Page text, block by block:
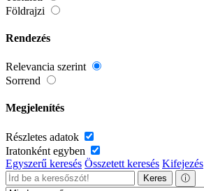
Földrajzi
Rendezés
Relevancia szerint
Sorrend
Megjelenítés
Részletes adatok
Iratonként egyben
Egyszerű keresés Összetett keresés Kifejezés
Keres ⓘ